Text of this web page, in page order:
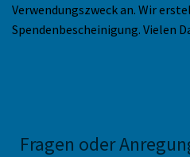
Verwendungszweck an. Wir
Spendenbescheinigung. Vielen
Fragen oder